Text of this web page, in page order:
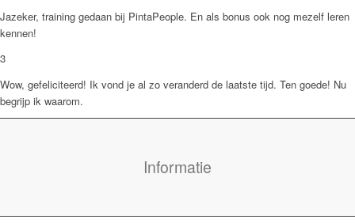
Jazeker, training gedaan bij PintaPeople. En als bonus ook nog mezelf leren
kennen!
3
Wow, gefeliciteerd! Ik vond je al zo veranderd de laatste tijd. Ten goede! Nu
begrijp ik waarom.
Informatie